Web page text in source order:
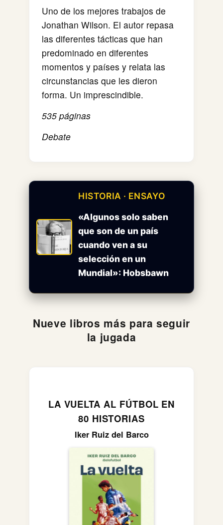
Uno de los mejores trabajos de
Jonathan Wilson. El autor repasa
las diferentes tácticas que han
predominado en diferentes
momentos y países y relata las
circunstancias que les dieron
forma. Un imprescindible.
535 páginas
Debate
HISTORIA · ENSAYO
«Algunos solo saben
que son de un país
cuando ven a su
selección en un
Mundial»: Hobsbawn
Nueve libros más para seguir
la jugada
LA VUELTA AL FÚTBOL EN
80 HISTORIAS
Iker Ruiz del Barco